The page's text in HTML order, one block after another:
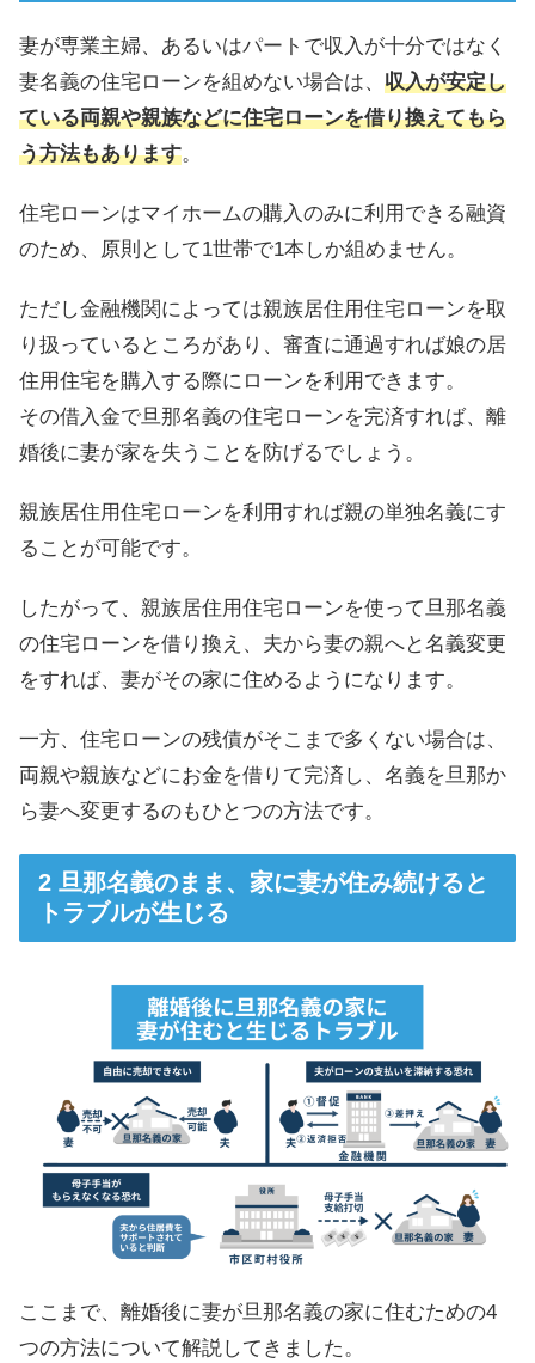
妻が専業主婦、あるいはパートで収入が十分ではなく
妻名義の住宅ローンを組めない場合は、 収入が安定し
ている両親や親族などに住宅ローンを借り換えてもら
う方法もあります。
住宅ローンはマイホームの購入のみに利用できる融資
のため、原則として1世帯で1本しか組めません。
ただし金融機関によっては親族居住用住宅ローンを取
り扱っているところがあり、審査に通過すれば娘の居
住用住宅を購入する際にローンを利用できます。
その借入金で旦那名義の住宅ローンを完済すれば、離
婚後に妻が家を失うことを防げるでしょう。
親族居住用住宅ローンを利用すれば親の単独名義にす
ることが可能です。
したがって、親族居住用住宅ローンを使って旦那名義
の住宅ローンを借り換え、夫から妻の親へと名義変更
をすれば、妻がその家に住めるようになります。
一方、住宅ローンの残債がそこまで多くない場合は、
両親や親族などにお金を借りて完済し、名義を旦那か
ら妻へ変更するのもひとつの方法です。
旦那名義のまま、家に妻が住み続けると
トラブルが生じる
ここまで、離婚後に妻が旦那名義の家に住むための4
つの方法について解説してきました。